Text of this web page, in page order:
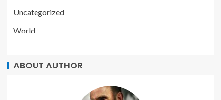
Uncategorized
World
ABOUT AUTHOR